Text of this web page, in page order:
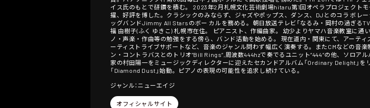
イス氏のもとで研鑽を積む。 2023年2月札幌文化芸術劇場hitaru第1回オペラプロジェクト
擢、好評を博した。クラシックのみならず、ジャズやポップス、ダンス、DJとのコラ ボレ
ッグバンドJimmy All Starsのボー カルを務める。朝日放送テレビ「なるみ・岡村の過ぎる
福 由樹子(ふく ゆきこ) 札幌市在住。 ピアニスト、作編曲家。 幼少よりヤマハ音楽教室に通
ノ・声楽・作曲等の勉強をする傍ら、バンド活動を始める。 現在道内・関東にて、アーテ
ーティストライブサポートなど、音楽のジャンル問わず幅広く演奏する。またCMなどの音
ン・コントラバスとのトリオ”Bill Rings”,周波数444hzで奏でるユニット”444″の他、ソロア
家の村田陽一をミュージックディレクターに迎えたセカンドアルバム「Ordinary Delight」
「Diamond Dust」始動。ピアノの表現の可能性を追求し続けている。
ジャンル：ニューエイジ
オフィシャルサイト